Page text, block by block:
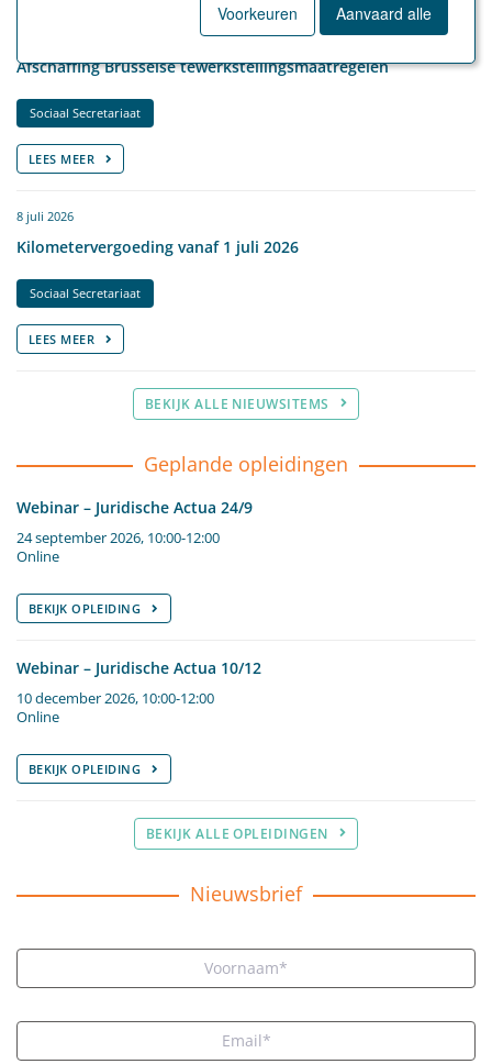
Afschaffing Brusselse tewerkstellingsmaatregelen
Sociaal Secretariaat
LEES MEER
8 juli 2026
Kilometervergoeding vanaf 1 juli 2026
Sociaal Secretariaat
LEES MEER
BEKIJK ALLE NIEUWSITEMS
Geplande opleidingen
Webinar – Juridische Actua 24/9
24 september 2026, 10:00-12:00
Online
BEKIJK OPLEIDING
Webinar – Juridische Actua 10/12
10 december 2026, 10:00-12:00
Online
BEKIJK OPLEIDING
BEKIJK ALLE OPLEIDINGEN
Nieuwsbrief
Voorkeuren Aanvaard alle